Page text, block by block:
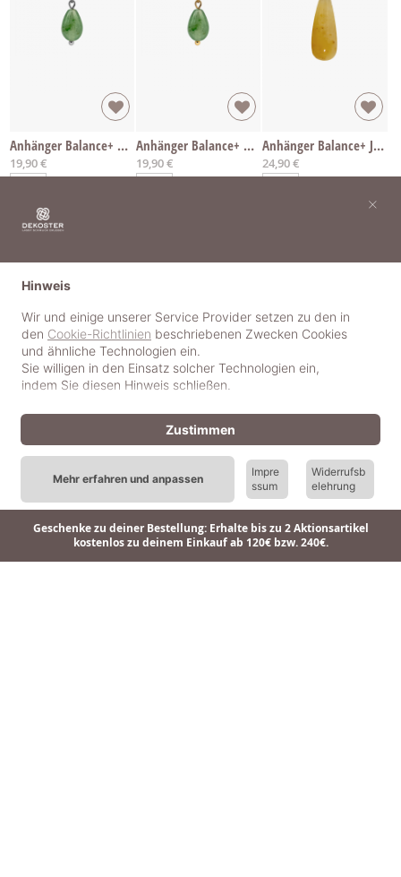
Geschenke zu deiner Bestellung: Erhalte bis zu 2 Aktionsartikel
kostenlos zu deinem Einkauf ab 120€ bzw. 240€.
Anhänger Balance+ Aventurin
19,90 €
Anhänger Balance+ Aventurin
19,90 €
Anhänger Balance+ Jade
24,90 €
Anhänger Balance+ Aventurin
24,90 €
Anhänger Balance+ Aventurin
24,90 €
Hinweis
Wir und einige unserer Service Provider setzen zu den in
den Cookie-Richtlinien beschriebenen Zwecken Cookies
und ähnliche Technologien ein.
Sie willigen in den Einsatz solcher Technologien ein,
indem Sie diesen Hinweis schließen.
Mehr erfahren und anpassen
Impre
ssum
Widerrufsb
elehrung
Zustimmen
×